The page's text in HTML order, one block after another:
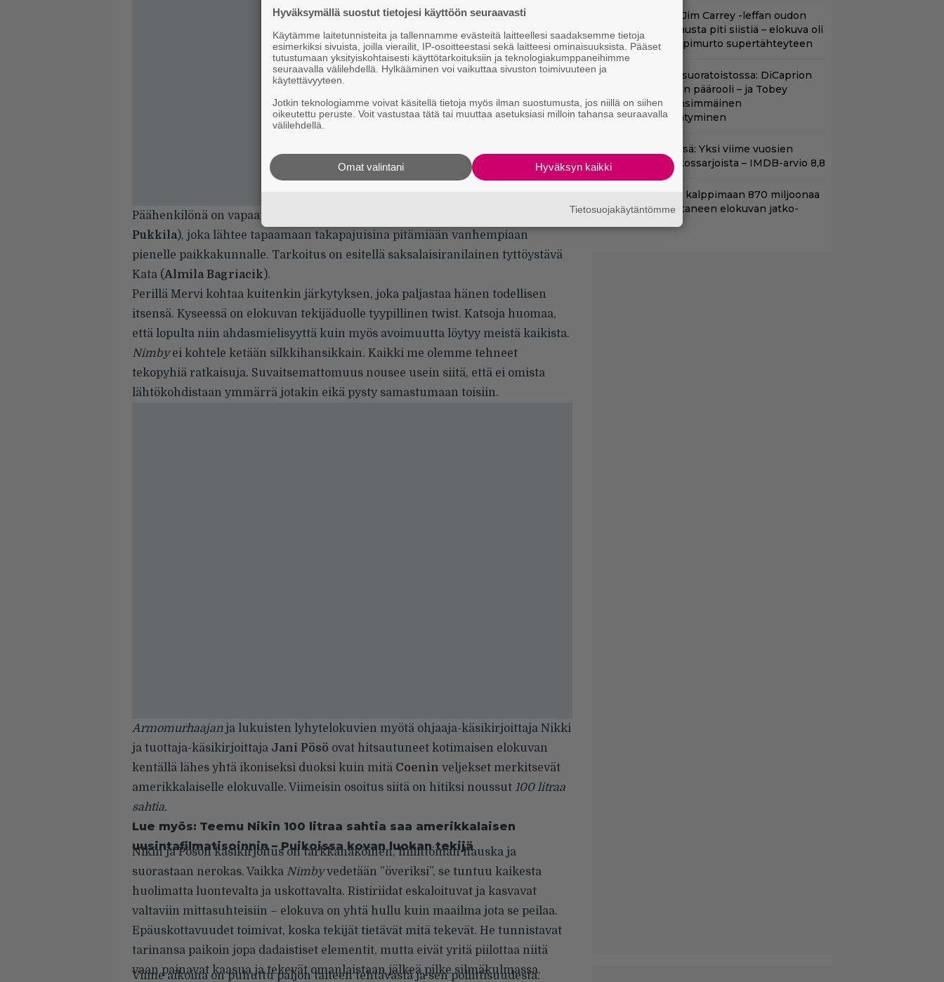
Päähenkilönä on vapaamielisenä itseään pitävä helsinkiläinen Mervi (
Pukkila), joka lähtee tapaamaan takapajuisina pitämiään vanhempiaan
pienelle paikkakunnalle. Tarkoitus on esitellä saksalaisiranilainen tyttöystävä
Kata (Almila Bagriacik).
Perillä Mervi kohtaa kuitenkin järkytyksen, joka paljastaa hänen todellisen
itsensä. Kyseessä on elokuvan tekijäduolle tyypillinen twist. Katsoja huomaa,
että lopulta niin ahdasmielisyyttä kuin myös avoimuutta löytyy meistä kaikista.
Nimbyei kohtele ketään silkkihansikkain. Kaikki me olemme tehneet
tekopyhiä ratkaisuja. Suvaitsemattomuus nousee usein siitä, että ei omista
lähtökohdistaan ymmärrä jotakin eikä pysty samastumaan toisiin.
Armomurhaajanja lukuisten lyhytelokuvien myötä ohjaaja-käsikirjoittaja Nikki
ja tuottaja-käsikirjoittaja Jani Pösö ovat hitsautuneet kotimaisen elokuvan
kentällä lähes yhtä ikoniseksi duoksi kuin mitä Coenin veljekset merkitsevät
amerikkalaiselle elokuvalle. Viimeisin osoitus siitä on hitiksi noussut 100 litraa
sahtia.
Lue myös: Teemu Nikin 100 litraa sahtia saa amerikkalaisen
uusintafilmatisoinnin – Puikoissa kovan luokan tekijä
Nikin ja Pösön käsikirjoitus on tarkkanäköinen, hillittömän hauska ja
suorastaan nerokas. Vaikka Nimbyvedetään ”överiksi”, se tuntuu kaikesta
huolimatta luontevalta ja uskottavalta. Ristiriidat eskaloituvat ja kasvavat
valtaviin mittasuhteisiin – elokuva on yhtä hullu kuin maailma jota se peilaa.
Epäuskottavuudet toimivat, koska tekijät tietävät mitä tekevät. He tunnistavat
tarinansa paikoin jopa dadaistiset elementit, mutta eivät yritä piilottaa niitä
vaan painavat kaasua ja tekevät omanlaistaan jälkeä pilke silmäkulmassa.
Viime aikoina on puhuttu paljon taiteen tehtävästä ja sen poliittisuudesta.
Illalla tv:ssä: Jim Carrey -leffan oudon
raakaa kohtausta piti siistiä – elokuva oli
koomikon läpimurto supertähteyteen
Huippuleffa suoratoistossa: DiCaprion
ensimmäinen päärooli – ja Tobey
Maguiren ensimmäinen
elokuvaesiintyminen
Nyt Netflixissä: Yksi viime vuosien
parhaista rikossarjoista – IMDB-arvio 8,8
Ohjaaja lähti kalppimaan 870 miljoonaa
dollaria tuottaneen elokuvan jatko-
Hyväksymällä suostut tietojesi käyttöön seuraavasti
Käytämme laitetunnisteita ja tallennamme evästeitä laitteellesi saadaksemme tietoja
esimerkiksi sivuista, joilla vierailit, IP-osoitteestasi sekä laitteesi ominaisuuksista. Pääset
tutustumaan yksityiskohtaisesti käyttötarkoituksiin ja teknologiakumppaneihimme
seuraavalla välilehdellä. Hylkääminen voi vaikuttaa sivuston toimivuuteen ja
käytettävyyteen.
Jotkin teknologiamme voivat käsitellä tietoja myös ilman suostumusta, jos niillä on siihen
oikeutettu peruste. Voit vastustaa tätä tai muuttaa asetuksiasi milloin tahansa seuraavalla
välilehdellä.
Hyväksyn kaikki
Omat valintani
Tietosuojakäytäntömme